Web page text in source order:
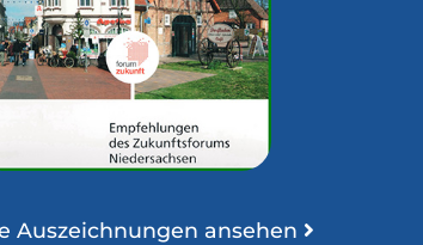
Auszeichnungen ansehen